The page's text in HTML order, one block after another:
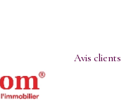
Avis clients